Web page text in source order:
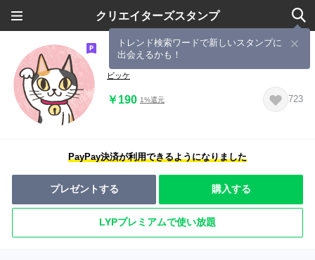
クリエイターズスタンプ
トレンド検索ワードで新しいスタンプに
出会えるかも！
ビッケと猫の仲間たち
ビッケ
￥190 1%還元 723
PayPay決済が利用できるようになりました
プレゼントする 購入する
LYPプレミアムで使い放題